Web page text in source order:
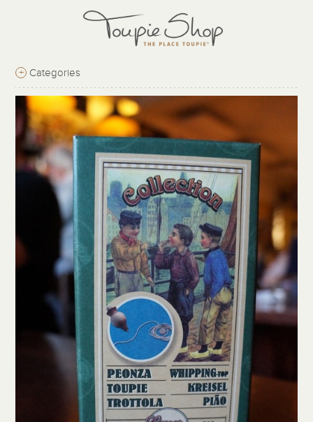
+ Categories